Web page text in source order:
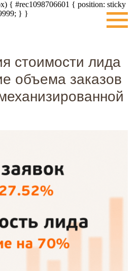
{ #rec1098706601 { position: sticky
} }
стоимости лида
объема заказов